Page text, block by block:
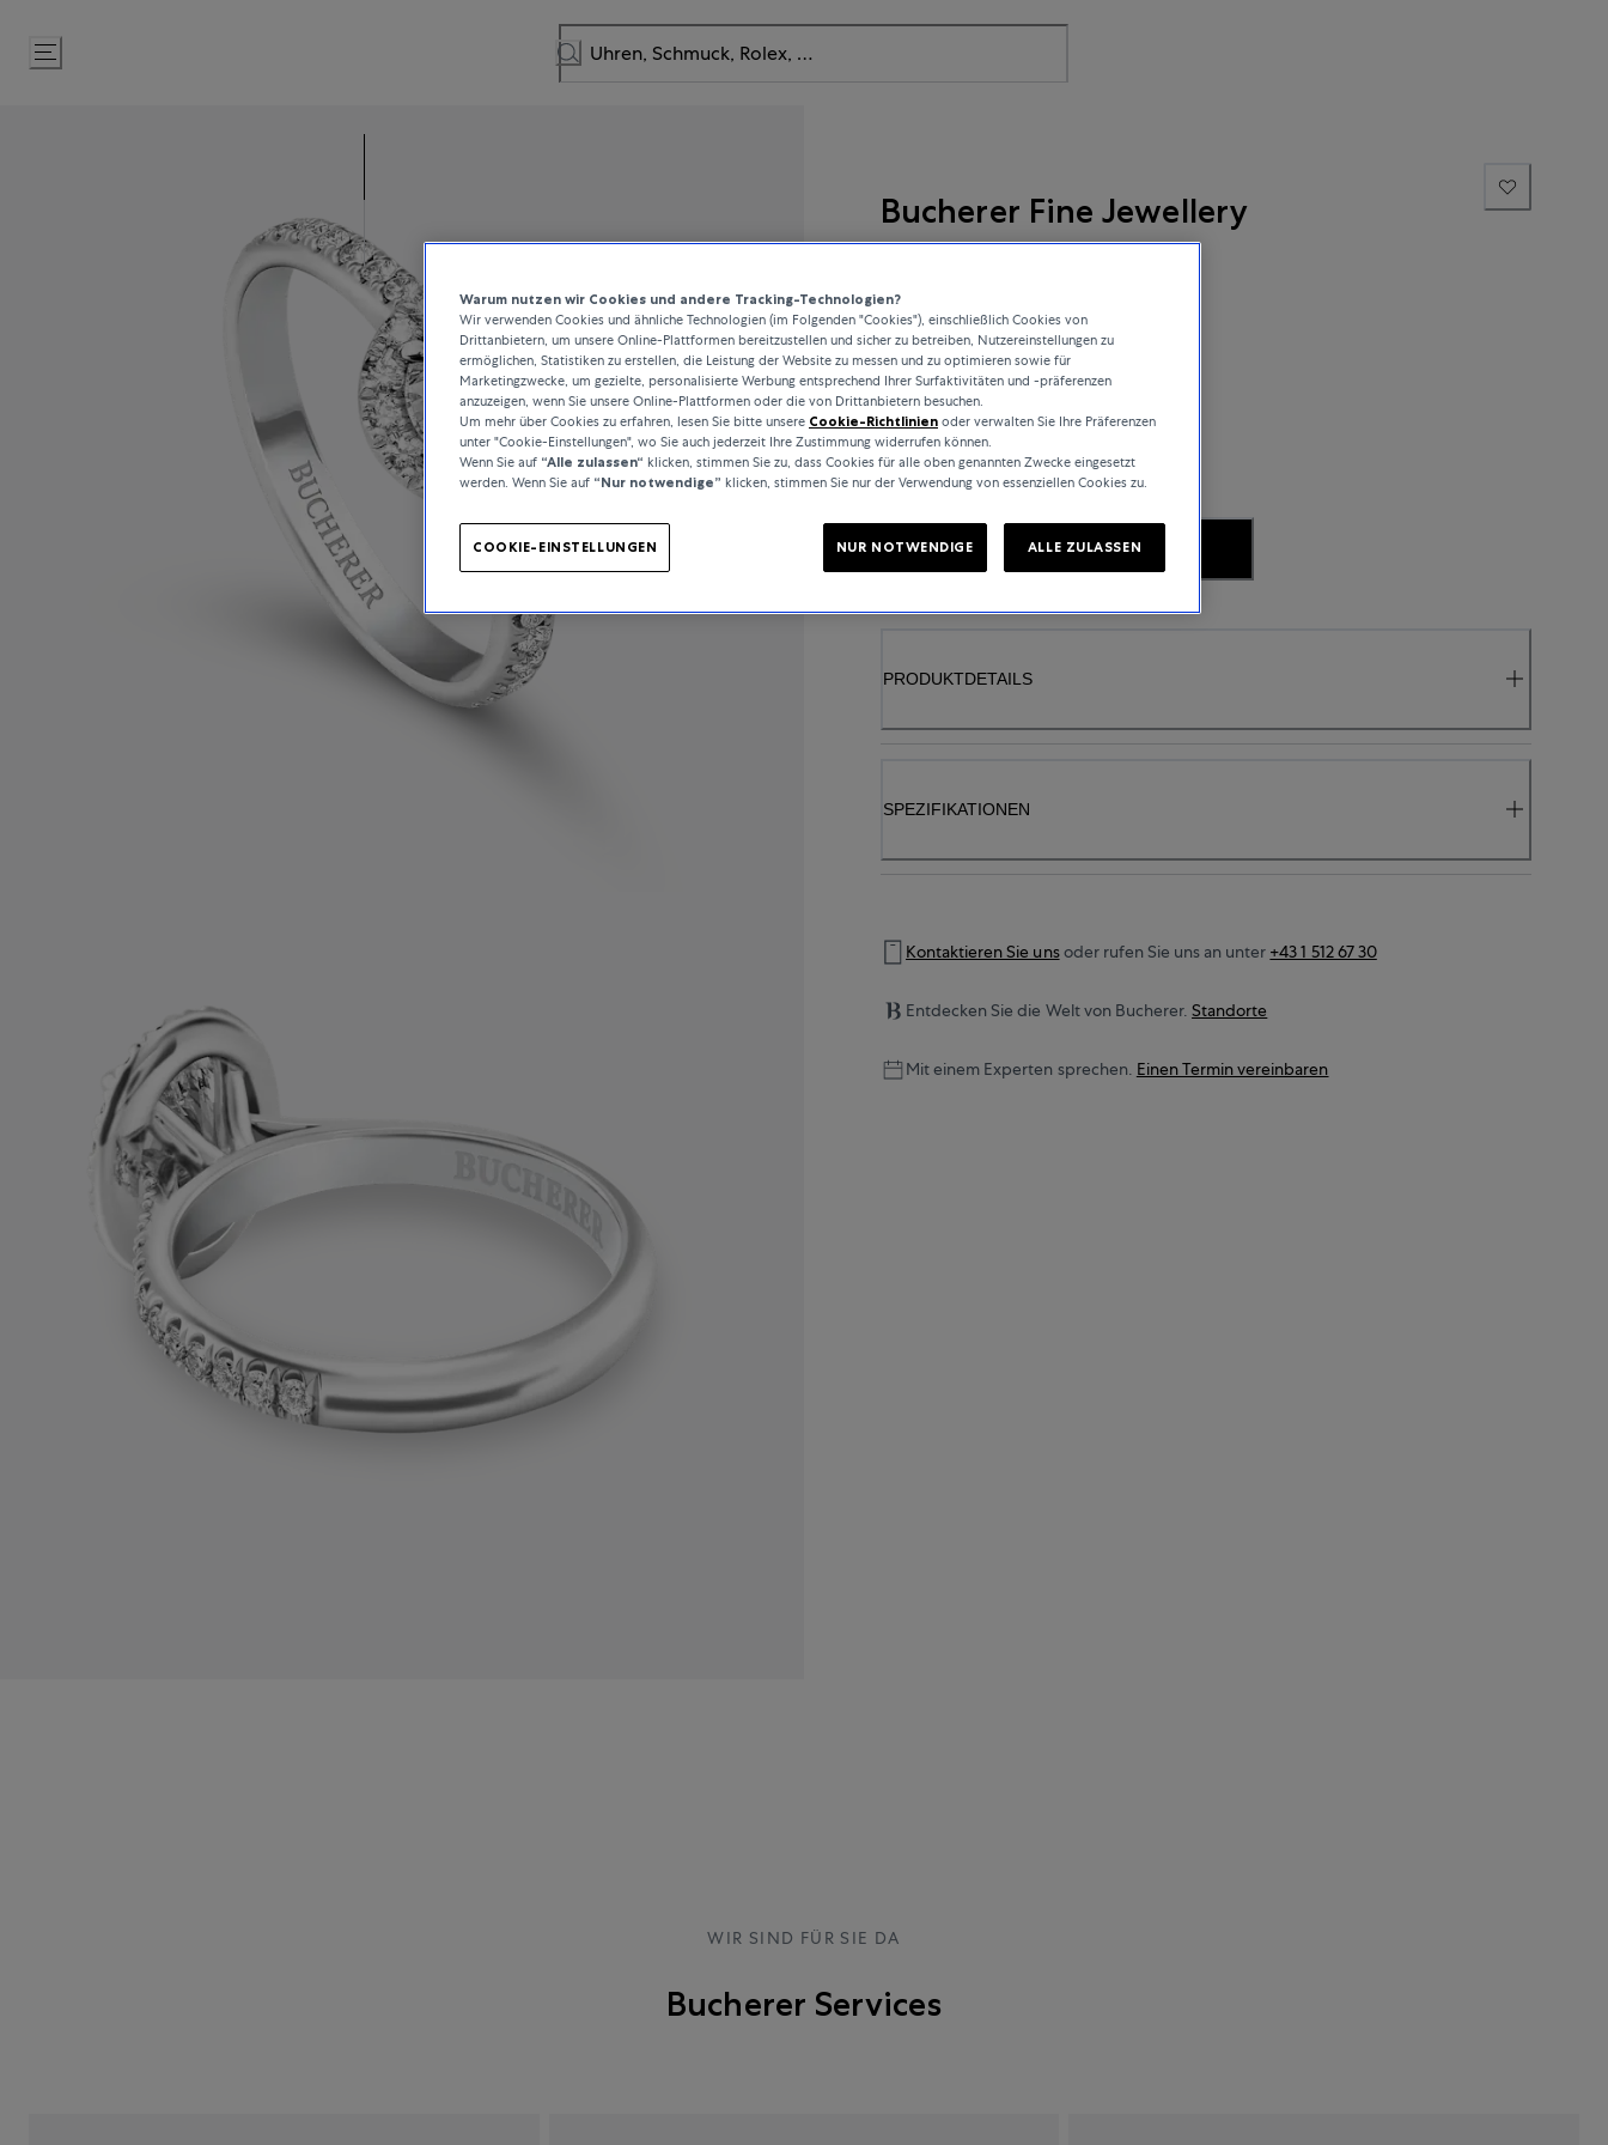
Zum
Inhalt
Bucherer Fine Jewellery
38.300 €
inkl. MwSt. / kostenloser Versand
VERFÜGBARKEIT ANFRAGEN
PRODUKTDETAILS
SPEZIFIKATIONEN
Kontaktieren Sie unsoder rufen Sie uns an unter +43 1 512 67 30
Entdecken Sie die Welt von Bucherer. Standorte
Mit einem Experten sprechen. Einen Termin vereinbaren
WIR SIND FÜR SIE DA
Bucherer Services
Warum nutzen wir Cookies und andere Tracking-Technologien?
Wir verwenden Cookies und ähnliche Technologien (im Folgenden "Cookies"), einschließlich Cookies von
Drittanbietern, um unsere Online-Plattformen bereitzustellen und sicher zu betreiben, Nutzereinstellungen zu
ermöglichen, Statistiken zu erstellen, die Leistung der Website zu messen und zu optimieren sowie für
Marketingzwecke, um gezielte, personalisierte Werbung entsprechend Ihrer Surfaktivitäten und -präferenzen
anzuzeigen, wenn Sie unsere Online-Plattformen oder die von Drittanbietern besuchen.
Um mehr über Cookies zu erfahren, lesen Sie bitte unsere Cookie-Richtlinien oder verwalten Sie Ihre Präferenzen
unter "Cookie-Einstellungen", wo Sie auch jederzeit Ihre Zustimmung widerrufen können.
Wenn Sie auf “Alle zulassen“ klicken, stimmen Sie zu, dass Cookies für alle oben genannten Zwecke eingesetzt
werden. Wenn Sie auf “Nur notwendige” klicken, stimmen Sie nur der Verwendung von essenziellen Cookies zu.
COOKIE-EINSTELLUNGEN NUR NOTWENDIGE ALLE ZULASSEN